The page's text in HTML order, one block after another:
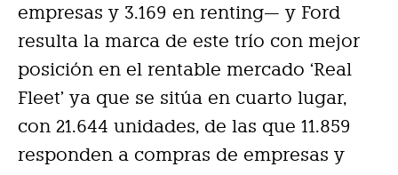
empresas y 3.169 en renting— y Ford
resulta la marca de este trío con mejor
posición en el rentable mercado ‘Real
Fleet’ ya que se sitúa en cuarto lugar,
con 21.644 unidades, de las que 11.859
responden a compras de empresas y